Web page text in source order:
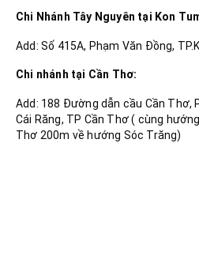
Chi Nhánh Tây Nguyên tại Kon
Add: Số 415A, Phạm Văn Đồng,
Chi nhánh tại Cần Thơ:
Add: 188 Đường dẫn cầu Cần Thơ,
Cái Răng, TP Cần Thơ ( cùng
Thơ 200m về hướng Sóc Trăng)